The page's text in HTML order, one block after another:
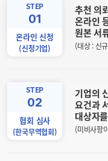
발급 자격요건
신규발급 안내
재발급 안내
신청
취소
STEP
01
온라인 신청
(신청기업)
추천 의
온라인
원본 서
(대상 : 신
STEP
02
협회 심사
(한국무역협회)
기업의
요건과
대상자
(미비사항